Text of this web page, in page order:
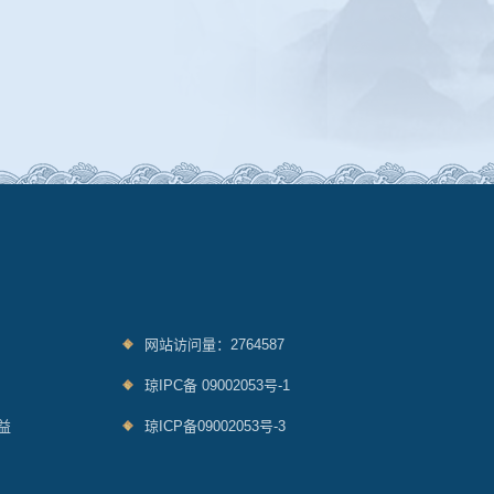
网站访问量：2764587
琼IPC备 09002053号-1
琼ICP备09002053号-3